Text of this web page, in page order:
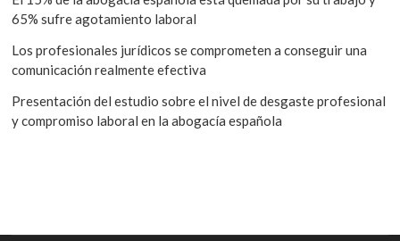
65% sufre agotamiento laboral
Los profesionales jurídicos se comprometen a conseguir una
comunicación realmente efectiva
Presentación del estudio sobre el nivel de desgaste profesional
y compromiso laboral en la abogacía española